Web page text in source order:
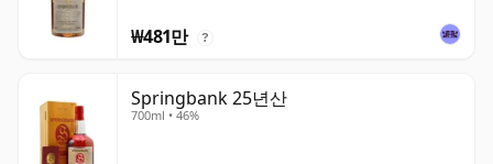
₩481만 ?
Springbank 25년산
700ml • 46%